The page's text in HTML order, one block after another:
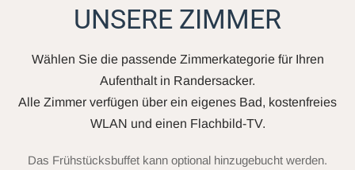
UNSERE ZIMMER
Wählen Sie die passende Zimmerkategorie für Ihren
Aufenthalt in Randersacker.
Alle Zimmer verfügen über ein eigenes Bad, kostenfreies
WLAN und einen Flachbild-TV.
Das Frühstücksbuffet kann optional hinzugebucht werden.